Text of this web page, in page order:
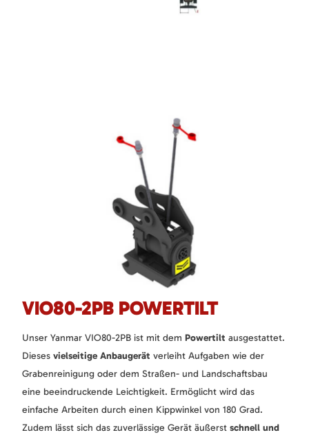
VIO80-2PB POWERTILT
Unser Yanmar VIO80-2PB ist mit dem Powertilt ausgestattet.
Dieses vielseitige Anbaugerät verleiht Aufgaben wie der
Grabenreinigung oder dem Straßen- und Landschaftsbau
eine beeindruckende Leichtigkeit. Ermöglicht wird das
einfache Arbeiten durch einen Kippwinkel von 180 Grad.
Zudem lässt sich das zuverlässige Gerät äußerst schnell und